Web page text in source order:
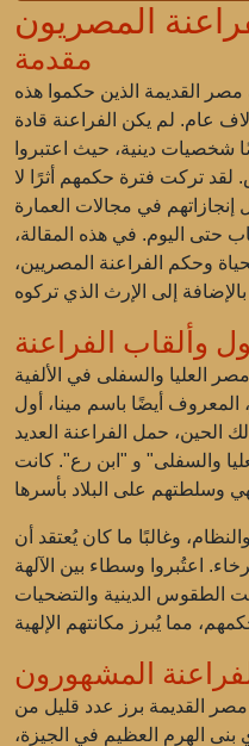
المصريون
مقدمة
القديمة الذين حكموا هذه
عام. لم يكن الفراعنة قادة
شخصيات دينية، حيث اعتبروا
لقد تركت فترة حكمهم أثرًا لا
إنجازاتهم في مجالات العمارة
حتى اليوم. في هذه المقالة،
وحكم الفراعنة المصريين،
وألقاب الفراعنة
العليا والسفلى في الألفية
المعروف أيضًا باسم مينا، أول
الحين، حمل الفراعنة العديد
والسفلى" و "ابن رع". كانت
وغالبًا ما كان يُعتقد أن
اعتُبروا وسطاء بين الآلهة
الطقوس الدينية والتضحيات
المشهورون
القديمة برز عدد قليل من
بنى الهرم العظيم في الجيزة،